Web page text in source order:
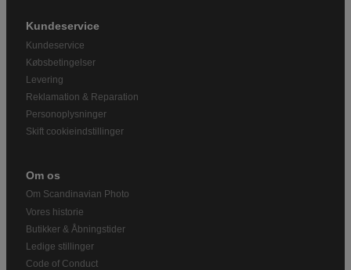
Kundeservice
Kundeservice
Købsbetingelser
Levering
Reklamation & Reparation
Personoplysninger
Skift cookieindstillinger
Om os
Om Scandinavian Photo
Vores historie
Butikker & Åbningstider
Ledige stillinger
Code of Conduct